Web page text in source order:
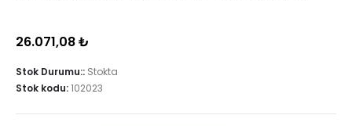
26.071,08₺
Stok Durumu:: Stokta
Stok kodu:102023